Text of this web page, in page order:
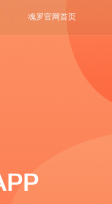
魂罗官网首页